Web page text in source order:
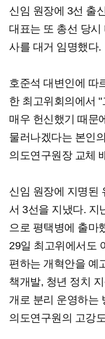
신임 원장에 3선 출
대표는 또 총선 당
사를 대거 임명했다.
호준석 대변인에 따
한 최고위회의에서 "
매우 헌신했기 때문
물러나겠다는 본인
의도연구원장 교체
신임 원장에 지명된
서 3선을 지냈다. 지
으로 평택병에 출마
29일 최고위에서도
편하는 개혁안을 예
책개발, 청년 정치
개로 분리 운영하는
의도연구원의 고강